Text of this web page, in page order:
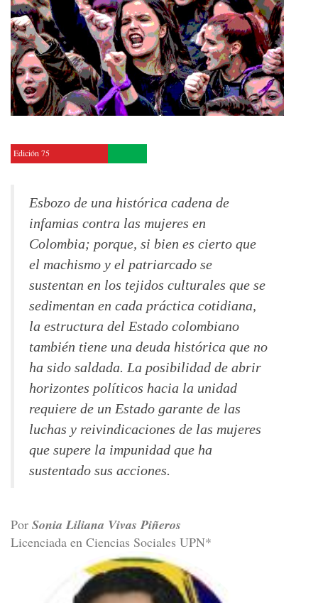
Edición 75
Esbozo de una histórica cadena de
infamias contra las mujeres en
Colombia; porque, si bien es cierto que
el machismo y el patriarcado se
sustentan en los tejidos culturales que se
sedimentan en cada práctica cotidiana,
la estructura del Estado colombiano
también tiene una deuda histórica que no
ha sido saldada. La posibilidad de abrir
horizontes políticos hacia la unidad
requiere de un Estado garante de las
luchas y reivindicaciones de las mujeres
que supere la impunidad que ha
sustentado sus acciones.
Por Sonia Liliana Vivas Piñeros
Licenciada en Ciencias Sociales UPN*